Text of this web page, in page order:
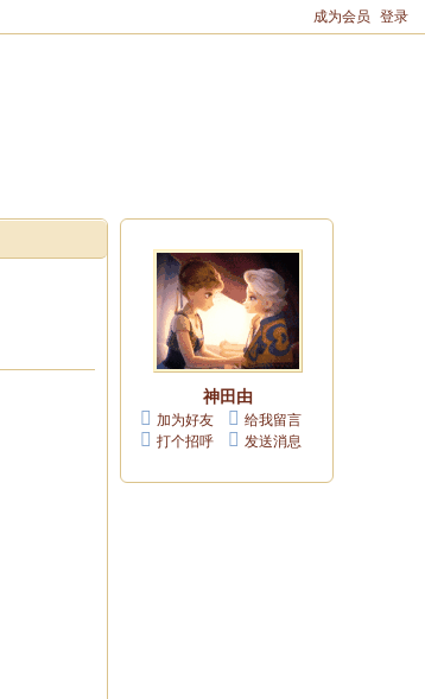
成为会员 登录
神田由
加为好友
给我留言
打个招呼
发送消息